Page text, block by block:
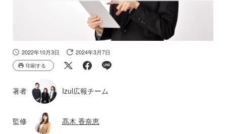
2022年10月3日 2024年3月7日
印刷する
著者 Izul広報チーム
監修 髙木 香奈恵